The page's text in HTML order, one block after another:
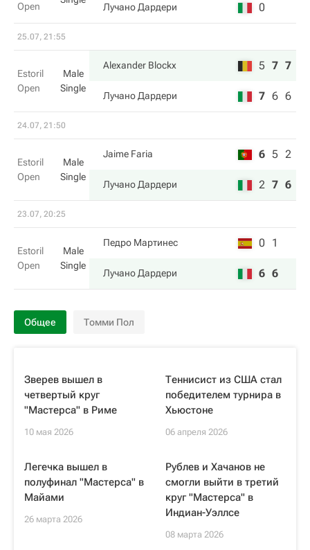
Open Лучано Дардери 0
25.07, 21:55
Estoril
Open
Male
Single
Alexander Blockx 5 7 7
Лучано Дардери 7 6 6
24.07, 21:50
Estoril
Open
Male
Single
Jaime Faria 6 5 2
Лучано Дардери 2 7 6
23.07, 20:25
Estoril
Open
Male
Single
Педро Мартинес 0 1
Лучано Дардери 6 6
Общее Томми Пол
Зверев вышел в
четвертый круг
"Мастерса" в Риме
10 мая 2026
Теннисист из США стал
победителем турнира в
Хьюстоне
06 апреля 2026
Легечка вышел в
полуфинал "Мастерса" в
Майами
26 марта 2026
Рублев и Хачанов не
смогли выйти в третий
круг "Мастерса" в
Индиан-Уэллсе
08 марта 2026